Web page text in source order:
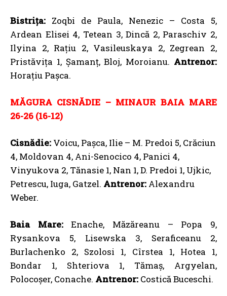
Bistrița: Zoqbi de Paula, Nenezic – Costa 5,
Ardean Elisei 4, Tetean 3, Dincă 2, Paraschiv 2,
Ilyina 2, Rațiu 2, Vasileuskaya 2, Zegrean 2,
Pristăvița 1, Șamanț, Bloj, Moroianu. Antrenor:
Horațiu Pașca.
MĂGURA CISNĂDIE – MINAUR BAIA MARE
26-26 (16-12)
Cisnădie: Voicu, Pașca, Ilie – M. Predoi 5, Crăciun
4, Moldovan 4, Ani-Senocico 4, Panici 4,
Vinyukova 2, Tănasie 1, Nan 1, D. Predoi 1, Ujkic,
Petrescu, Iuga, Gatzel. Antrenor: Alexandru
Weber.
Baia Mare:Enache, Măzăreanu – Popa 9,
Rysankova 5, Lisewska 3, Seraficeanu 2,
Burlachenko 2, Szolosi 1, Cîrstea 1, Hotea 1,
Bondar 1, Shteriova 1, Tămaș, Argyelan,
Polocoșer, Conache. Antrenor: Costică Buceschi.